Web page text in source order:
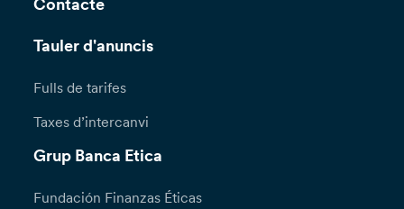
Contacte
Tauler d'anuncis
Fulls de tarifes
Taxes d’intercanvi
Grup Banca Etica
Fundación Finanzas Éticas